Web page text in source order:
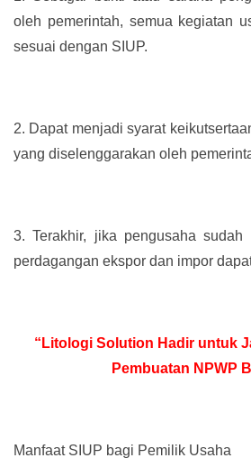
oleh pemerintah, semua kegiatan
sesuai dengan SIUP.
2. Dapat menjadi syarat
yang diselenggarakan oleh
3. Terakhir, jika pengusaha sudah
perdagangan ekspor dan impor
“Litologi Solution Hadir untuk
Pembuatan NPWP
Manfaat SIUP bagi Pemilik Usaha